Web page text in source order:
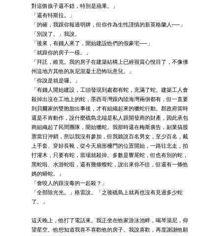
對這個孩子還不錯，特別是蘋果。」
「還有特斯拉。」
「的確，我跟你報過明牌，但你作為生性謹慎的新英格蘭人──」
「別說了。」我說。
「後來，有錢人來了，開始建設他們的假豪宅──」
「就跟你的房子一樣。」
「拜託，維克。我的房子在建築結構上已經很賞心悅目了，不像佛
州這地方其他的灰尼混凝土恐怖玩意兒。」
「你說是就是囉。」
「有錢人開始建設，工頭發現到處都有蛇，充滿了蛇。建築工人會
殺掉出沒在工地上的蛇，墨西哥灣跟內陸海灣兩側都有，但一直要
到貝爾家的雙胞胎出事後，才有組織起來的獵蛇行動。郡政府當時
還是不肯動作，說什麼礁島北端是私人跟開發商的財產，因此承包
商組織起了民間團隊，開始獵蛇。我那時還在梅斯廣告，副業搞股
票當日沖銷，所以我沒有參加，但我聽說百名男女，至少百名，戴
上手套、穿好長靴，從今天扇形柵門的位置開始，一路往北走，拍
打灌木，只要有蛇，當場就殺掉。多數是響尾蛇，但也有別的蛇，
黑蛇啦、水游蛇啦，還有幾條蝮蛇，說出來你不信，但還有一條他
媽的蟒蛇。」
「會咬人的跟沒毒的一起殺？」
「全部除光光。」格雷說。「之後礁島上就再也沒有見過多少蛇
了。」
這天晚上，他打了電話來。我正坐在他家游泳池畔，喝琴湯尼，仰
望星空。他想知道我喜不喜歡他的房子。我說喜歡，再度謝謝他願